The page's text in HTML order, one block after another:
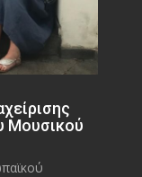
Μουσικού